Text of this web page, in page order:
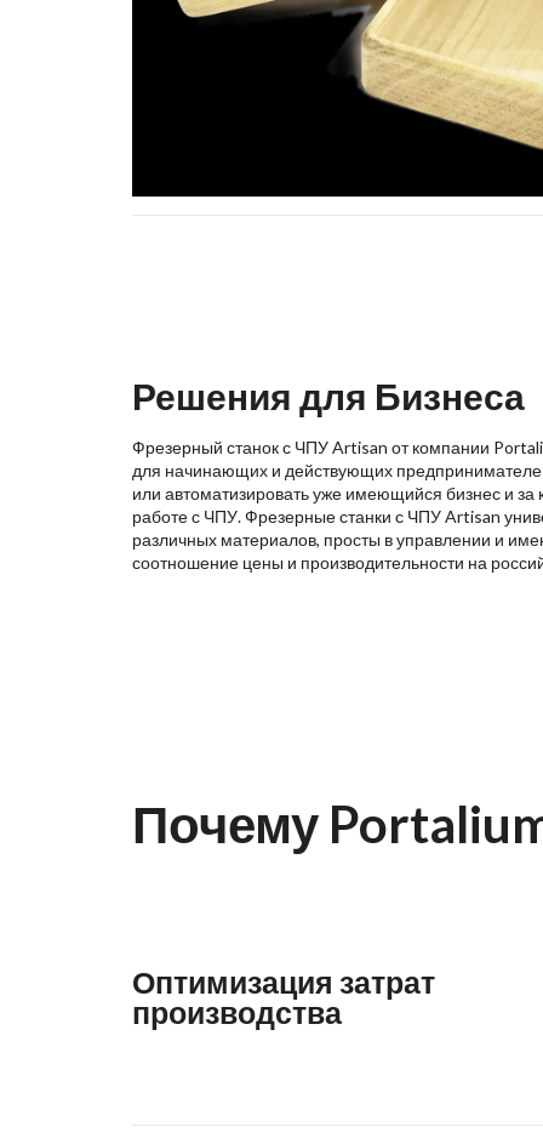
Решения для Бизнеса
Фрезерный станок с ЧПУ Artisan от компании
для начинающих и действующих
или автоматизировать уже имеющийся бизнес и за
работе с ЧПУ. Фрезерные станки с ЧПУ Artisan
различных материалов, просты в управлении и
соотношение цены и производительности на
Почему
Оптимизация затрат
производства